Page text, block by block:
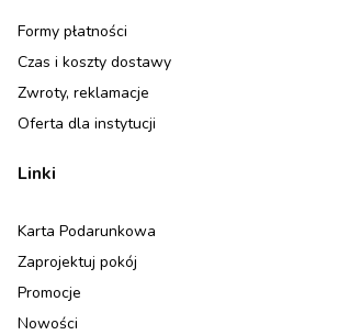
Formy płatności
Czas i koszty dostawy
Zwroty, reklamacje
Oferta dla instytucji
Linki
Karta Podarunkowa
Zaprojektuj pokój
Promocje
Nowości